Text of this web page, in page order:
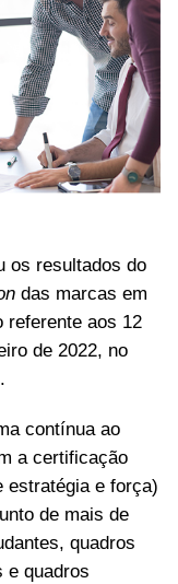
os resultados do
das marcas em
referente aos 12
de 2022, no
.
contínua ao
a certificação
estratégia e força)
de mais de
quadros
e quadros